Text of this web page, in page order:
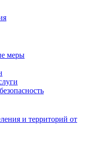
меры
и территорий от